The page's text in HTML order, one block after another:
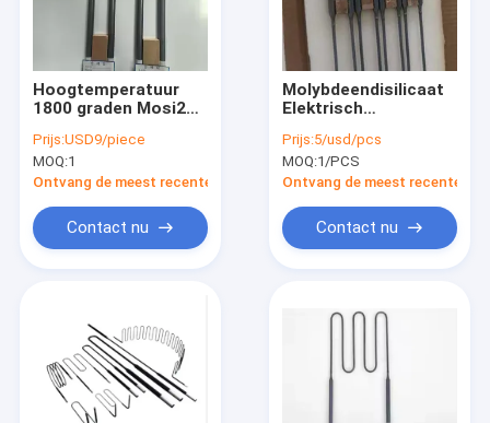
Producten
Ongeveer ons
Hoogtemperatuur
1800 graden Mosi2
oven Mosi2
Verwarmingselement
Prijs:USD9/piece
MOQ:1
Ontvang de meest recente Prijs
Contact nu
Molybdeendisilicaat
Elektrisch
recht U W type Mosi2
Verwarmer Voor oven
Prijs:5/usd/pcs
MOQ:1/PCS
Ontvang de meest recente
Contact nu